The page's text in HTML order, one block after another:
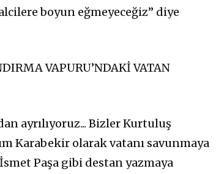
boyun eğmeyeceğiz” diye
VAPURU’NDAKİ VATAN
ayrılıyoruz... Bizler Kurtuluş
Karabekir olarak vatanı savunmaya
Paşa gibi destan yazmaya